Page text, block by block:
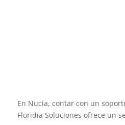
En Nucia, contar con un
Floridia Soluciones ofrece un